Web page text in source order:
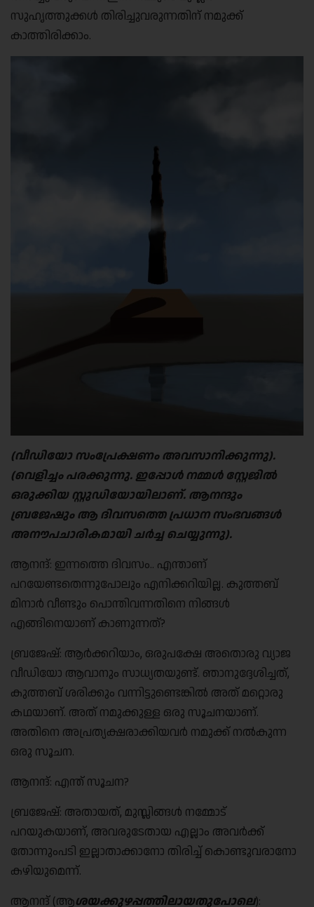
സുഹൃത്തുക്കൾ തിരിച്ചുവരുന്നതിന് നമുക്ക്
കാത്തിരിക്കാം.
(വീഡിയോ സം‌പ്രേക്ഷണം അവസാനിക്കുന്നു).
(വെളിച്ചം പരക്കുന്നു. ഇപ്പോൾ നമ്മൾ സ്റ്റേജിൽ
ഒരുക്കിയ സ്റ്റുഡിയോയിലാണ്. ആനന്ദും
ബ്രജേഷും ആ ദിവസത്തെ പ്രധാന സംഭവങ്ങൾ
അനൗപചാരികമായി ചർച്ച ചെയ്യുന്നു).
ആനന്ദ്: ഇന്നത്തെ ദിവസം.. എന്താണ്
പറയേണ്ടതെന്നുപോലും എനിക്കറിയില്ല. കുത്തബ്
മിനാർ വീണ്ടും പൊന്തിവന്നതിനെ നിങ്ങൾ
എങ്ങിനെയാണ് കാണുന്നത്?
ബ്രജേഷ്: ആർക്കറിയാം, ഒരുപക്ഷേ അതൊരു വ്യാജ
വീഡിയോ ആവാനും സാധ്യതയുണ്ട്. ഞാനുദ്ദേശിച്ചത്,
കുത്തബ് ശരിക്കും വന്നിട്ടുണ്ടെങ്കിൽ അത് മറ്റൊരു
കഥയാണ്. അത് നമുക്കുള്ള ഒരു സൂചനയാണ്.
അതിനെ അപ്രത്യക്ഷരാക്കിയവർ നമുക്ക് നൽകുന്ന
ഒരു സൂചന.
ആനന്ദ്: എന്ത് സൂചന?
ബ്രജേഷ്: അതായത്, മുസ്ലിങ്ങൾ നമ്മോട്
പറയുകയാണ്, അവരുടേതായ എല്ലാം അവർക്ക്
തോന്നും‌പടി ഇല്ലാതാക്കാനോ തിരിച്ച് കൊണ്ടുവരാനോ
കഴിയുമെന്ന്.
ആനന്ദ് (ആശയക്കുഴപ്പത്തിലായതുപോലെ):